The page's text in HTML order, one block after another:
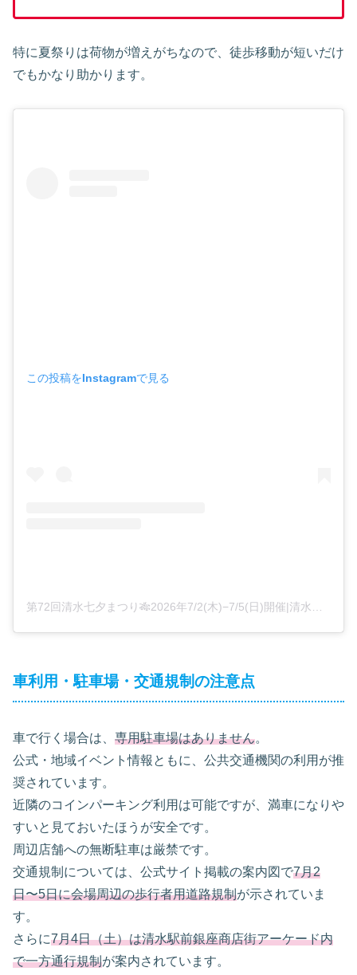
特に夏祭りは荷物が増えがちなので、徒歩移動が短いだけ
でもかなり助かります。
この投稿をInstagramで見る
車利用・駐車場・交通規制の注意点
車で行く場合は、 専用駐車場はありません。
公式・地域イベント情報ともに、公共交通機関の利用が推
奨されています。
近隣のコインパーキング利用は可能ですが、満車になりや
すいと見ておいたほうが安全です。
周辺店舗への無断駐車は厳禁です。
交通規制については、公式サイト掲載の案内図で7月2
日〜5日に会場周辺の歩行者用道路規制が示されていま
す。
さらに7月4日（土）は清水駅前銀座商店街アーケード内
で一方通行規制が案内されています。